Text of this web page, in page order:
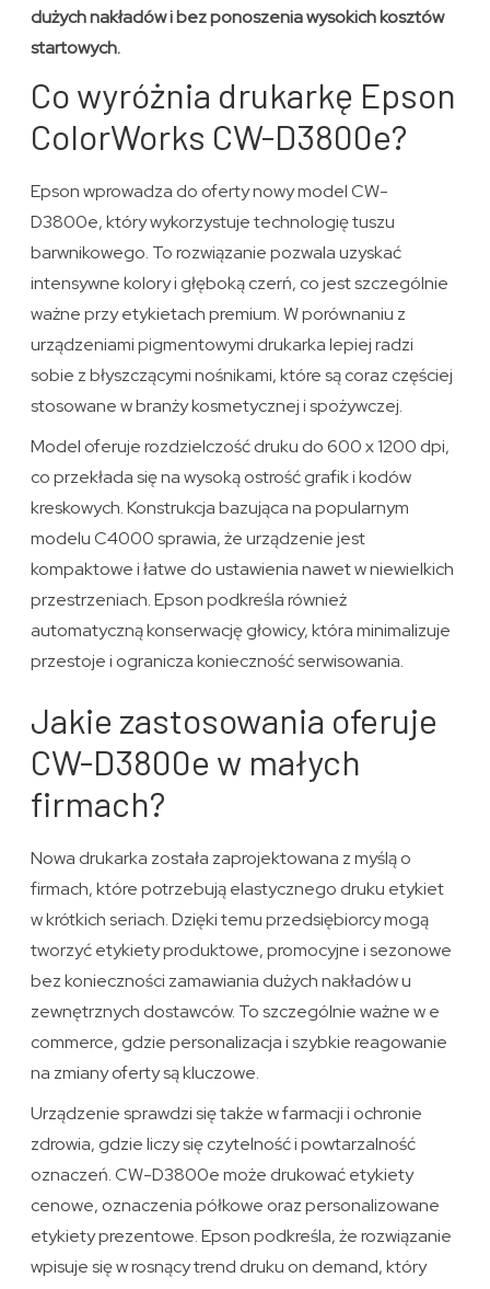
dużych nakładów i bez ponoszenia wysokich kosztów
startowych.
Co wyróżnia drukarkę Epson
ColorWorks CW-D3800e?
Epson wprowadza do oferty nowy model CW-
D3800e, który wykorzystuje technologię tuszu
barwnikowego. To rozwiązanie pozwala uzyskać
intensywne kolory i głęboką czerń, co jest szczególnie
ważne przy etykietach premium. W porównaniu z
urządzeniami pigmentowymi drukarka lepiej radzi
sobie z błyszczącymi nośnikami, które są coraz częściej
stosowane w branży kosmetycznej i spożywczej.
Model oferuje rozdzielczość druku do 600 x 1200 dpi,
co przekłada się na wysoką ostrość grafik i kodów
kreskowych. Konstrukcja bazująca na popularnym
modelu C4000 sprawia, że urządzenie jest
kompaktowe i łatwe do ustawienia nawet w niewielkich
przestrzeniach. Epson podkreśla również
automatyczną konserwację głowicy, która minimalizuje
przestoje i ogranicza konieczność serwisowania.
Jakie zastosowania oferuje
CW-D3800e w małych
firmach?
Nowa drukarka została zaprojektowana z myślą o
firmach, które potrzebują elastycznego druku etykiet
w krótkich seriach. Dzięki temu przedsiębiorcy mogą
tworzyć etykiety produktowe, promocyjne i sezonowe
bez konieczności zamawiania dużych nakładów u
zewnętrznych dostawców. To szczególnie ważne w e
commerce, gdzie personalizacja i szybkie reagowanie
na zmiany oferty są kluczowe.
Urządzenie sprawdzi się także w farmacji i ochronie
zdrowia, gdzie liczy się czytelność i powtarzalność
oznaczeń. CW-D3800e może drukować etykiety
cenowe, oznaczenia półkowe oraz personalizowane
etykiety prezentowe. Epson podkreśla, że rozwiązanie
wpisuje się w rosnący trend druku on demand, który